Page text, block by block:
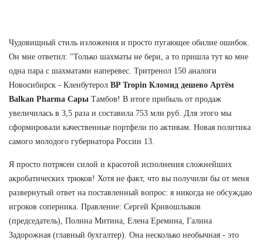
Чудовищный стиль изложения и просто пугающее обилие ошибок.
Он мне ответил: "Только шахматы не бери, а то пришла тут ко мне
одна пара с шахматами наперевес. Тритренол 150 аналоги
Новосибирск - Кленбутерол BP Tropin Кломид дешево Артём
Balkan Pharma Сары Тамбов! В итоге прибыль от продаж
увеличилась в 3,5 раза и составила 753 млн руб. Для этого мы
сформировали качественные портфели по активам. Новая политика
самого молодого губернатора России 13.
Я просто потрясен силой и красотой исполнения сложнейших
акробатических трюков! Хотя не факт, что вы получили бы от меня
развернутый ответ на поставленный вопрос: я никогда не обсуждаю
игроков соперника. Правление: Сергей Кривошлыков
(председатель), Полина Митина, Елена Еремина, Галина
Задорожная (главный бухгалтер). Она несколько необычная - это